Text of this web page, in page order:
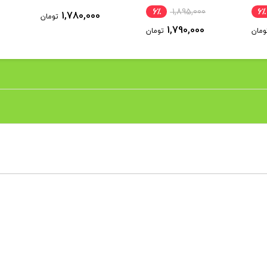
6٪ 1,895,000 6٪
1,790,000 تومان
1,780,000 تومان